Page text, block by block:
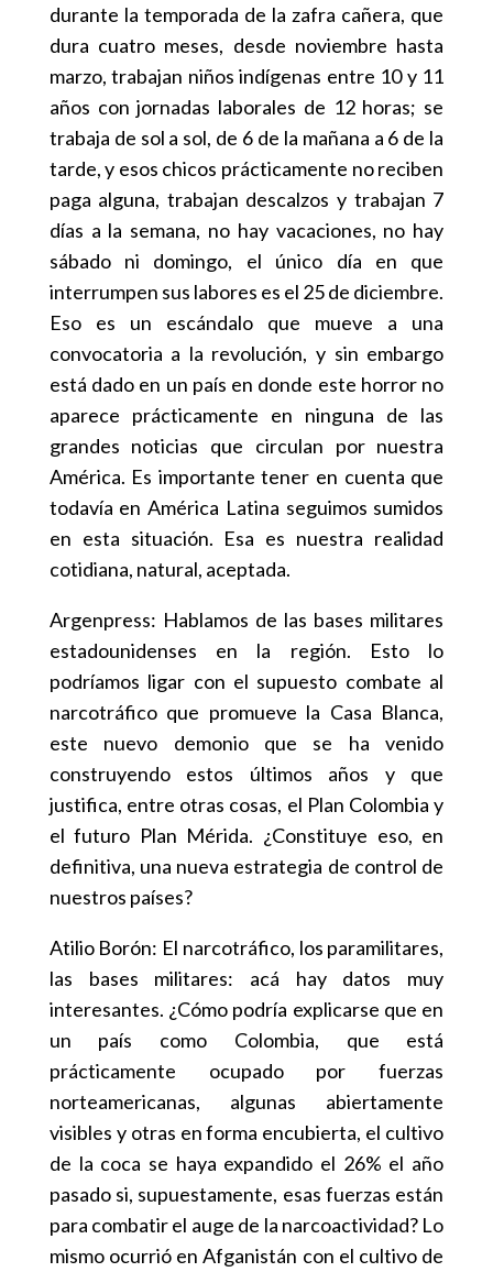
durante la temporada de la zafra cañera, que
dura cuatro meses, desde noviembre hasta
marzo, trabajan niños indígenas entre 10 y 11
años con jornadas laborales de 12 horas; se
trabaja de sol a sol, de 6 de la mañana a 6 de la
tarde, y esos chicos prácticamente no reciben
paga alguna, trabajan descalzos y trabajan 7
días a la semana, no hay vacaciones, no hay
sábado ni domingo, el único día en que
interrumpen sus labores es el 25 de diciembre.
Eso es un escándalo que mueve a una
convocatoria a la revolución, y sin embargo
está dado en un país en donde este horror no
aparece prácticamente en ninguna de las
grandes noticias que circulan por nuestra
América. Es importante tener en cuenta que
todavía en América Latina seguimos sumidos
en esta situación. Esa es nuestra realidad
cotidiana, natural, aceptada.
Argenpress: Hablamos de las bases militares
estadounidenses en la región. Esto lo
podríamos ligar con el supuesto combate al
narcotráfico que promueve la Casa Blanca,
este nuevo demonio que se ha venido
construyendo estos últimos años y que
justifica, entre otras cosas, el Plan Colombia y
el futuro Plan Mérida. ¿Constituye eso, en
definitiva, una nueva estrategia de control de
nuestros países?
Atilio Borón: El narcotráfico, los paramilitares,
las bases militares: acá hay datos muy
interesantes. ¿Cómo podría explicarse que en
un país como Colombia, que está
prácticamente ocupado por fuerzas
norteamericanas, algunas abiertamente
visibles y otras en forma encubierta, el cultivo
de la coca se haya expandido el 26% el año
pasado si, supuestamente, esas fuerzas están
para combatir el auge de la narcoactividad? Lo
mismo ocurrió en Afganistán con el cultivo de